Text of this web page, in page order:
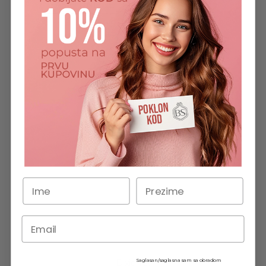
SAMO ONLINE
DixionistSaglasan/saglasna sam sa obradom